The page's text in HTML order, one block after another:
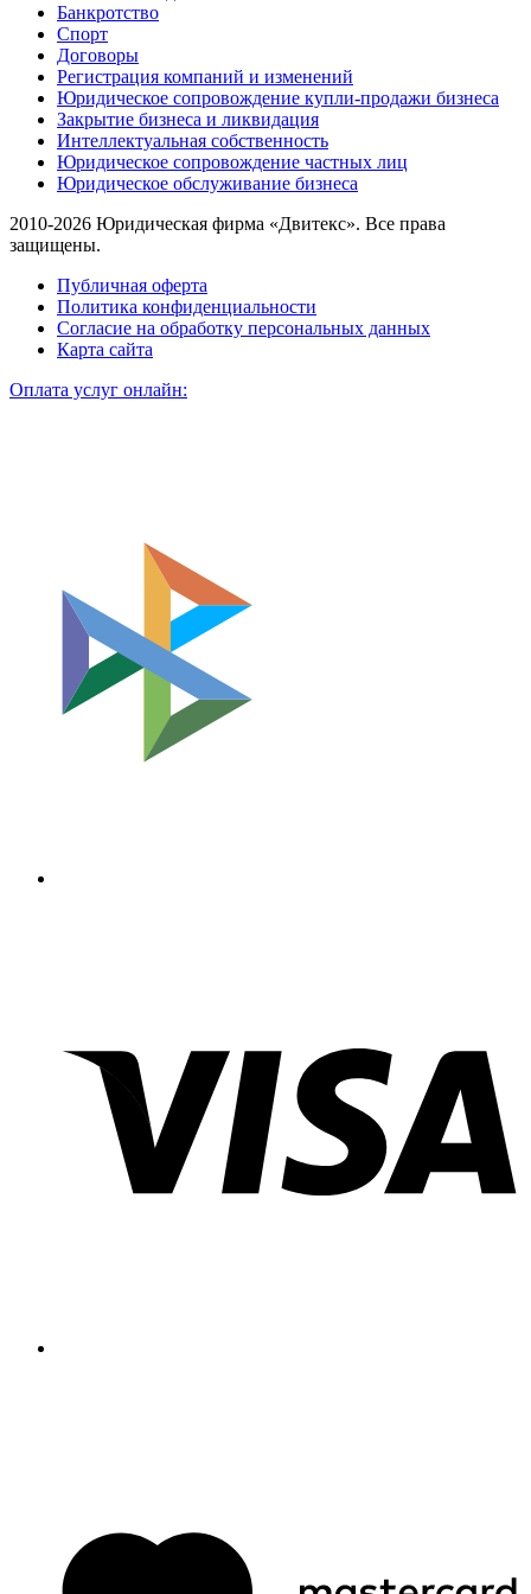
Банкротство
Спорт
Договоры
Регистрация компаний и изменений
Юридическое сопровождение купли-продажи бизнеса
Закрытие бизнеса и ликвидация
Интеллектуальная собственность
Юридическое сопровождение частных лиц
Юридическое обслуживание бизнеса
2010-2026 Юридическая фирма «Двитекс». Все права
защищены.
Публичная оферта
Политика конфиденциальности
Согласие на обработку персональных данных
Карта сайта
Оплата услуг онлайн: